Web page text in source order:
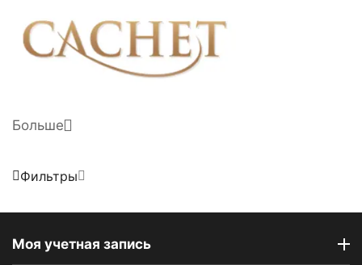
Больше
Фильтры
Моя учетная запись